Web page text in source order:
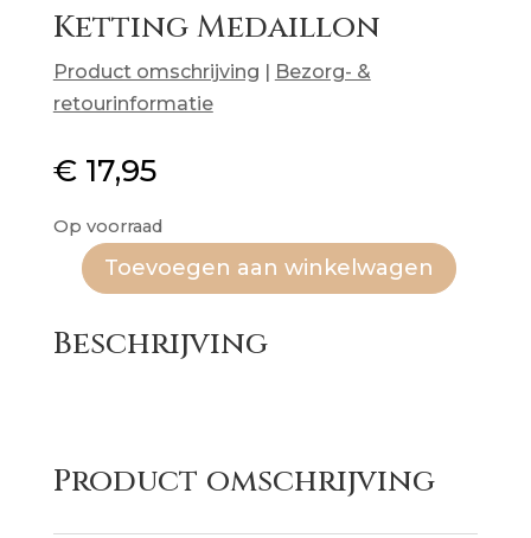
Ketting Medaillon
Product omschrijving | Bezorg- &
retourinformatie
€17,95
Op voorraad
Ketting
aantal
Toevoegen aan winkelwagen
Beschrijving
Product omschrijving